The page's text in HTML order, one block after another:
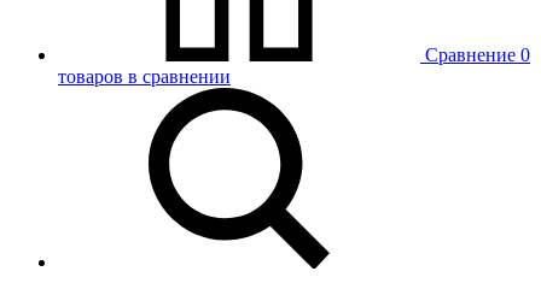
Сравнение 0
товаров в сравнении